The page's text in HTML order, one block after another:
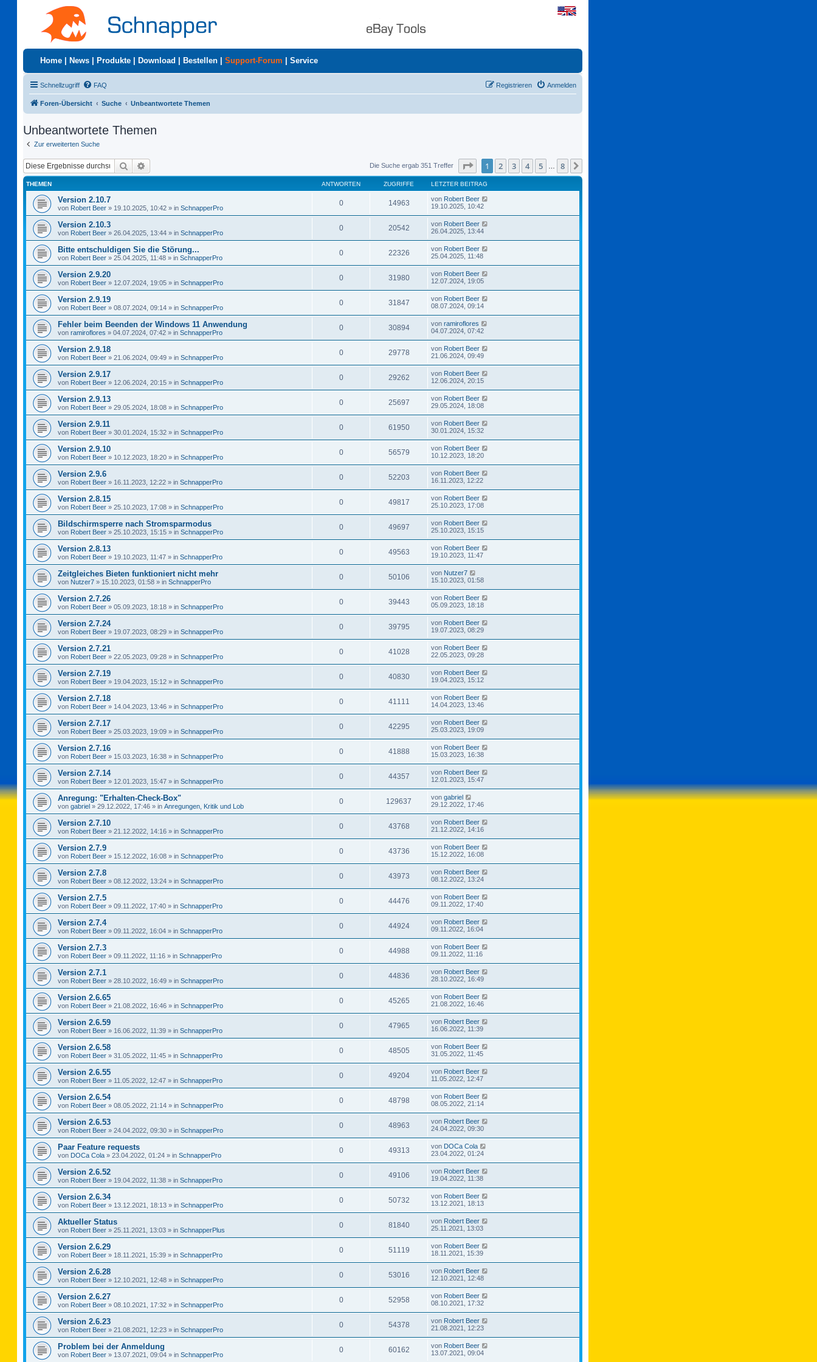
Home News Produkte Download Bestellen Support-Forum Service
Schnellzugriff FAQ Anmelden
Registrieren
Foren-Übersicht Suche Unbeantwortete Themen
Unbeantwortete Themen
Zur erweiterten Suche
Suche Die Suche ergab 351 Treffer Seite von8
1 2 3 4 5 8
THEMEN ANTWORTEN ZUGRIFFE LETZTER BEITRAG
Version 2.10.7
von Robert Beer » 19.10.2025, 10:42 » in SchnapperPro
0 14963 von Robert Beer
19.10.2025, 10:42
Version 2.10.3
von Robert Beer » 26.04.2025, 13:44 » in SchnapperPro
0 20542 von Robert Beer
26.04.2025, 13:44
Bitte entschuldigen Sie die Störung...
von Robert Beer » 25.04.2025, 11:48 » in SchnapperPro
0 22326 von Robert Beer
25.04.2025, 11:48
Version 2.9.20
von Robert Beer » 12.07.2024, 19:05 » in SchnapperPro
0 31980 von Robert Beer
12.07.2024, 19:05
Version 2.9.19
von Robert Beer » 08.07.2024, 09:14 » in SchnapperPro
0 31847 von Robert Beer
08.07.2024, 09:14
Fehler beim Beenden der Windows 11 Anwendung
von ramiroflores » 04.07.2024, 07:42 » in SchnapperPro
0 30894 von ramiroflores
04.07.2024, 07:42
Version 2.9.18
von Robert Beer » 21.06.2024, 09:49 » in SchnapperPro
0 29778 von Robert Beer
21.06.2024, 09:49
Version 2.9.17
von Robert Beer » 12.06.2024, 20:15 » in SchnapperPro
0 29262 von Robert Beer
12.06.2024, 20:15
Version 2.9.13
von Robert Beer » 29.05.2024, 18:08 » in SchnapperPro
0 25697 von Robert Beer
29.05.2024, 18:08
Version 2.9.11
von Robert Beer » 30.01.2024, 15:32 » in SchnapperPro
0 61950 von Robert Beer
30.01.2024, 15:32
Version 2.9.10
von Robert Beer » 10.12.2023, 18:20 » in SchnapperPro
0 56579 von Robert Beer
10.12.2023, 18:20
Version 2.9.6
von Robert Beer » 16.11.2023, 12:22 » in SchnapperPro
0 52203 von Robert Beer
16.11.2023, 12:22
Version 2.8.15
von Robert Beer » 25.10.2023, 17:08 » in SchnapperPro
0 49817 von Robert Beer
25.10.2023, 17:08
Bildschirmsperre nach Stromsparmodus
von Robert Beer » 25.10.2023, 15:15 » in SchnapperPro
0 49697 von Robert Beer
25.10.2023, 15:15
Version 2.8.13
von Robert Beer » 19.10.2023, 11:47 » in SchnapperPro
0 49563 von Robert Beer
19.10.2023, 11:47
Zeitgleiches Bieten funktioniert nicht mehr
von Nutzer7 » 15.10.2023, 01:58 » in SchnapperPro
0 50106 von Nutzer7
15.10.2023, 01:58
Version 2.7.26
von Robert Beer » 05.09.2023, 18:18 » in SchnapperPro
0 39443 von Robert Beer
05.09.2023, 18:18
Version 2.7.24
von Robert Beer » 19.07.2023, 08:29 » in SchnapperPro
0 39795 von Robert Beer
19.07.2023, 08:29
Version 2.7.21
von Robert Beer » 22.05.2023, 09:28 » in SchnapperPro
0 41028 von Robert Beer
22.05.2023, 09:28
Version 2.7.19
von Robert Beer » 19.04.2023, 15:12 » in SchnapperPro
0 40830 von Robert Beer
19.04.2023, 15:12
Version 2.7.18
von Robert Beer » 14.04.2023, 13:46 » in SchnapperPro
0 41111 von Robert Beer
14.04.2023, 13:46
Version 2.7.17
von Robert Beer » 25.03.2023, 19:09 » in SchnapperPro
0 42295 von Robert Beer
25.03.2023, 19:09
Version 2.7.16
von Robert Beer » 15.03.2023, 16:38 » in SchnapperPro
0 41888 von Robert Beer
15.03.2023, 16:38
Version 2.7.14
von Robert Beer » 12.01.2023, 15:47 » in SchnapperPro
0 44357 von Robert Beer
12.01.2023, 15:47
Anregung: "Erhalten-Check-Box"
von gabriel » 29.12.2022, 17:46 » in Anregungen, Kritik und Lob
0 129637 von gabriel
29.12.2022, 17:46
Version 2.7.10
von Robert Beer » 21.12.2022, 14:16 » in SchnapperPro
0 43768 von Robert Beer
21.12.2022, 14:16
Version 2.7.9
von Robert Beer » 15.12.2022, 16:08 » in SchnapperPro
0 43736 von Robert Beer
15.12.2022, 16:08
Version 2.7.8
von Robert Beer » 08.12.2022, 13:24 » in SchnapperPro
0 43973 von Robert Beer
08.12.2022, 13:24
Version 2.7.5
von Robert Beer » 09.11.2022, 17:40 » in SchnapperPro
0 44476 von Robert Beer
09.11.2022, 17:40
Version 2.7.4
von Robert Beer » 09.11.2022, 16:04 » in SchnapperPro
0 44924 von Robert Beer
09.11.2022, 16:04
Version 2.7.3
von Robert Beer » 09.11.2022, 11:16 » in SchnapperPro
0 44988 von Robert Beer
09.11.2022, 11:16
Version 2.7.1
von Robert Beer » 28.10.2022, 16:49 » in SchnapperPro
0 44836 von Robert Beer
28.10.2022, 16:49
Version 2.6.65
von Robert Beer » 21.08.2022, 16:46 » in SchnapperPro
0 45265 von Robert Beer
21.08.2022, 16:46
Version 2.6.59
von Robert Beer » 16.06.2022, 11:39 » in SchnapperPro
0 47965 von Robert Beer
16.06.2022, 11:39
Version 2.6.58
von Robert Beer » 31.05.2022, 11:45 » in SchnapperPro
0 48505 von Robert Beer
31.05.2022, 11:45
Version 2.6.55
von Robert Beer » 11.05.2022, 12:47 » in SchnapperPro
0 49204 von Robert Beer
11.05.2022, 12:47
Version 2.6.54
von Robert Beer » 08.05.2022, 21:14 » in SchnapperPro
0 48798 von Robert Beer
08.05.2022, 21:14
Version 2.6.53
von Robert Beer » 24.04.2022, 09:30 » in SchnapperPro
0 48963 von Robert Beer
24.04.2022, 09:30
Paar Feature requests
von DOCa Cola » 23.04.2022, 01:24 » in SchnapperPro
0 49313 von DOCa Cola
23.04.2022, 01:24
Version 2.6.52
von Robert Beer » 19.04.2022, 11:38 » in SchnapperPro
0 49106 von Robert Beer
19.04.2022, 11:38
Version 2.6.34
von Robert Beer » 13.12.2021, 18:13 » in SchnapperPro
0 50732 von Robert Beer
13.12.2021, 18:13
Aktueller Status
von Robert Beer » 25.11.2021, 13:03 » in SchnapperPlus
0 81840 von Robert Beer
25.11.2021, 13:03
Version 2.6.29
von Robert Beer » 18.11.2021, 15:39 » in SchnapperPro
0 51119 von Robert Beer
18.11.2021, 15:39
Version 2.6.28
von Robert Beer » 12.10.2021, 12:48 » in SchnapperPro
0 53016 von Robert Beer
12.10.2021, 12:48
Version 2.6.27
von Robert Beer » 08.10.2021, 17:32 » in SchnapperPro
0 52958 von Robert Beer
08.10.2021, 17:32
Version 2.6.23
von Robert Beer » 21.08.2021, 12:23 » in SchnapperPro
0 54378 von Robert Beer
21.08.2021, 12:23
Problem bei der Anmeldung
von Robert Beer » 13.07.2021, 09:04 » in SchnapperPro
0 60162 von Robert Beer
13.07.2021, 09:04